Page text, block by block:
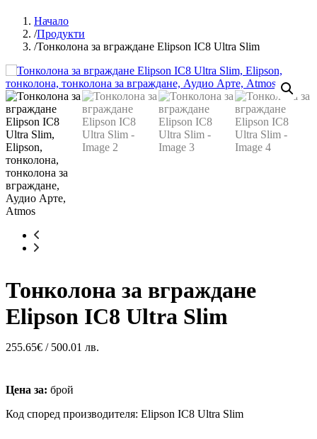
Начало
Продукти
Тонколона за вграждане Elipson IC8 Ultra Slim
Тонколона за вграждане
Elipson IC8 Ultra Slim
255.65€ / 500.01 лв.
Цена за: брой
Код според производителя: Elipson IC8 Ultra Slim